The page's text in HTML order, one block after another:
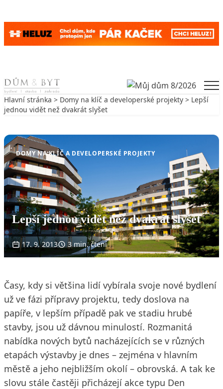
Skip to content
Hlavní stránka > Domy na klíč a developerské projekty > Lepší
jednou vidět než dvakrát slyšet
DOMY NA KLÍČ A DEVELOPERSKÉ PROJEKTY
Lepší jednou vidět než dvakrát slyšet
17. 9. 2013 3 min. čtení
Časy, kdy si většina lidí vybírala svoje nové bydlení
už ve fázi přípravy projektu, tedy doslova na
papíře, v lepším případě pak ve stadiu hrubé
stavby, jsou už dávnou minulostí. Rozmanitá
nabídka nových bytů nacházejících se v různých
etapách výstavby je dnes – zejména v hlavním
městě a jeho nejbližším okolí – obrovská. A tak ke
slovu stále častěji přicházejí akce typu Den